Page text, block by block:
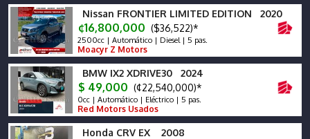
Nissan FRONTIER LIMITED EDITION 2020
¢16,800,000 ($36,522)*
2500cc | Automático | Diesel | 5 pas.
Moacyr Z Motors
BMW IX2 XDRIVE30 2024
$ 49,000 (¢22,540,000)*
0cc | Automático | Eléctrico | 5 pas.
Red Motors Usados
Honda CRV EX 2008